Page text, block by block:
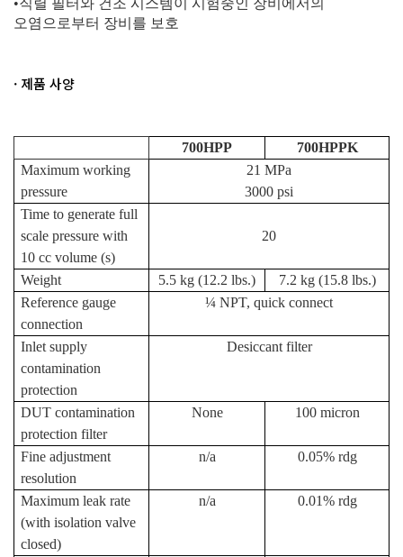
•직렬 필터와 건조 시스템이 시험중인 장비에서의
오염으로부터 장비를 보호
· 제품 사양
700HPP
700HPPK
Maximum working
pressure
21 MPa
3000 psi
Time to generate full
scale pressure with
10 cc volume (s)
20
Weight 5.5 kg (12.2 lbs.)
7.2 kg (15.8 lbs.)
Reference gauge
connection
¼ NPT, quick connect
Inlet supply
contamination
protection
Desiccant filter
DUT contamination
protection filter
None 100 micron
Fine adjustment
resolution
n/a 0.05% rdg
Maximum leak rate
(with isolation valve
closed)
n/a 0.01% rdg